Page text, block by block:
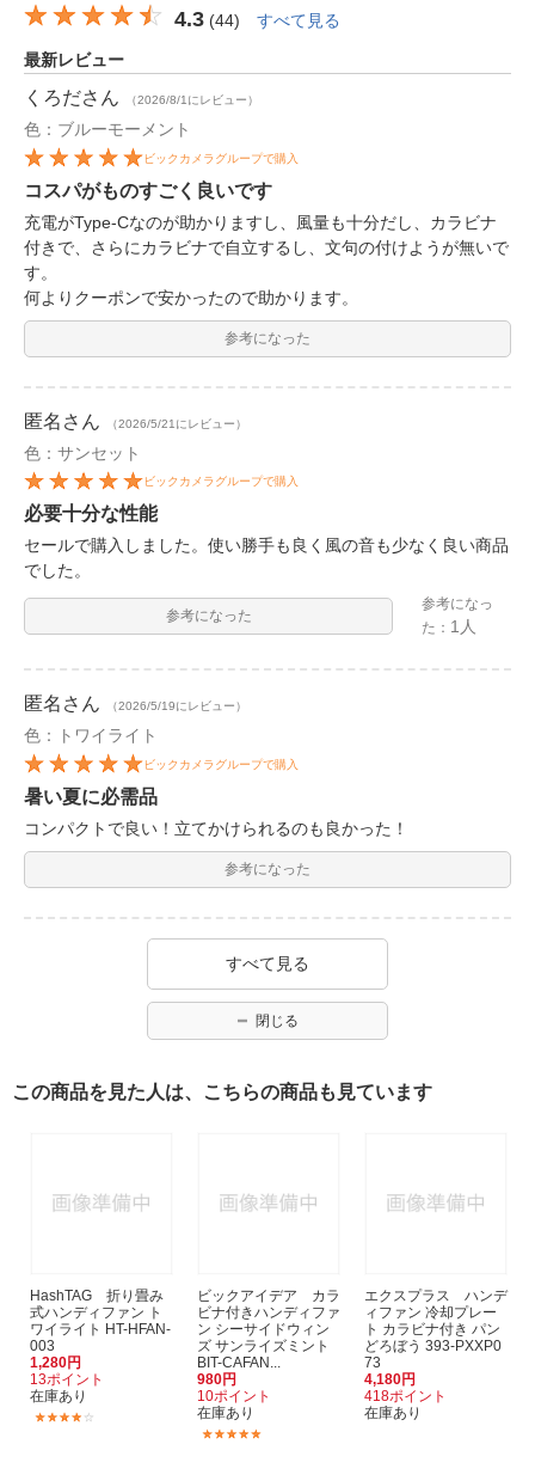
4.3 (44) すべて見る
最新レビュー
くろださん （2026/8/1にレビュー）
色：ブルーモーメント
ビックカメラグループで購入
コスパがものすごく良いです
充電がType-Cなのが助かりますし、風量も十分だし、カラビナ
付きで、さらにカラビナで自立するし、文句の付けようが無いで
す。
何よりクーポンで安かったので助かります。
参考になった
匿名 さん （2026/5/21にレビュー）
色：サンセット
ビックカメラグループで購入
必要十分な性能
セールで購入しました。使い勝手も良く風の音も少なく良い商品
でした。
参考になった
参考になっ
た： 1人
匿名 さん （2026/5/19にレビュー）
色：トワイライト
ビックカメラグループで購入
暑い夏に必需品
コンパクトで良い！立てかけられるのも良かった！
参考になった
すべて見る
閉じる
この商品を見た人は、こちらの商品も見ています
HashTAG 折り畳み
式ハンディファン ト
ワイライト HT-HFAN-
003
1,280円
13ポイント
在庫あり
ビックアイデア カラ
ビナ付きハンディファ
ン シーサイドウィン
ズ サンライズミント
BIT-CAFAN...
980円
10ポイント
在庫あり
エクスプラス ハンデ
ィファン 冷却プレー
ト カラビナ付き パン
どろぼう 393-PXXP0
73
4,180円
418ポイント
在庫あり